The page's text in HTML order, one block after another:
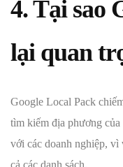
4. Tại sao
lại quan
Google Local Pack
tìm kiếm địa phương
với các doanh nghiệp, vì
cả các danh sách.